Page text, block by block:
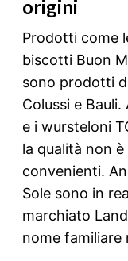
origini
Prodotti come
biscotti Buon
sono prodotti
Colussi e
e i wursteloni
la qualità non
convenienti.
Sole sono in
marchiato
nome